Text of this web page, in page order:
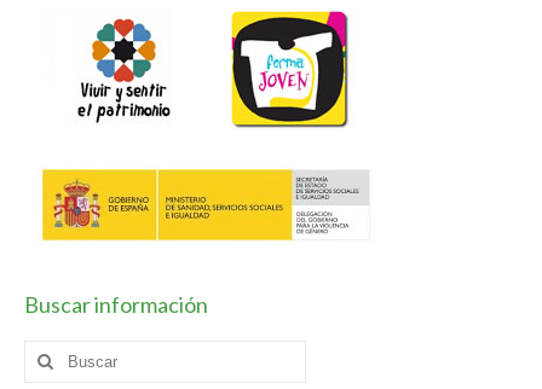
Planes y Proyectos
Coeducación
Escuela Espacio de Paz
TIC
Plan de Centro
Contacto
Buscar información
Buscar
por: